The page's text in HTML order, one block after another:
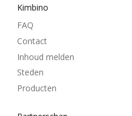
Kimbino
FAQ
Contact
Inhoud melden
Steden
Producten